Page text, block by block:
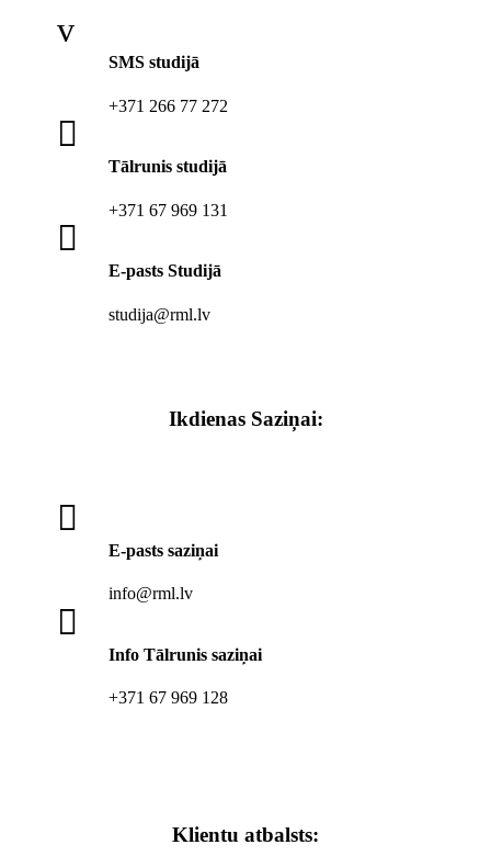
v
SMS studijā
+371 266 77 272

Tālrunis studijā
+371 67 969 131

E-pasts Studijā
studija@rml.lv
Ikdienas Saziņai:

E-pasts saziņai
info@rml.lv

Info Tālrunis saziņai
+371 67 969 128
Klientu atbalsts: